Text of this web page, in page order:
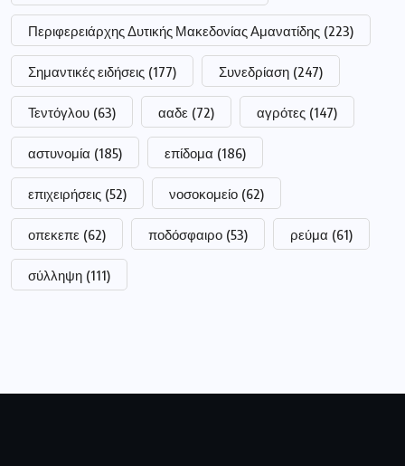
Περιφερειάρχης Δυτικής Μακεδονίας Αμανατίδης (223)
Σημαντικές ειδήσεις (177) Συνεδρίαση (247)
Τεντόγλου (63) ααδε (72) αγρότες (147)
αστυνομία (185) επίδομα (186)
επιχειρήσεις (52) νοσοκομείο (62)
οπεκεπε (62) ποδόσφαιρο (53) ρεύμα (61)
σύλληψη (111)